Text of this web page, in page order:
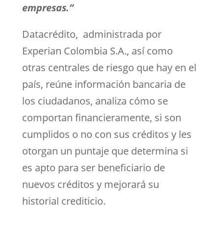
empresas.”
Datacrédito, administrada por
Experian Colombia S.A., así como
otras centrales de riesgo que hay en el
país, reúne información bancaria de
los ciudadanos, analiza cómo se
comportan financieramente, si son
cumplidos o no con sus créditos y les
otorgan un puntaje que determina si
es apto para ser beneficiario de
nuevos créditos y mejorará su
historial crediticio.